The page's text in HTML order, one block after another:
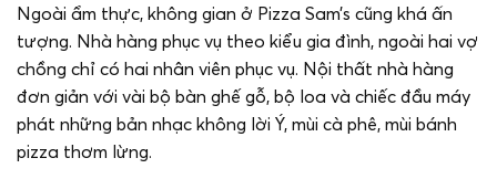
Ngoài ẩm thực, không gian ở Pizza Sam’s cũng khá ấn
tượng. Nhà hàng phục vụ theo kiểu gia đình, ngoài hai vợ
chồng chỉ có hai nhân viên phục vụ. Nội thất nhà hàng
đơn giản với vài bộ bàn ghế gỗ, bộ loa và chiếc đầu máy
phát những bản nhạc không lời Ý, mùi cà phê, mùi bánh
pizza thơm lừng.